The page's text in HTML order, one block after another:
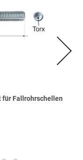
für Fallrohrschellen